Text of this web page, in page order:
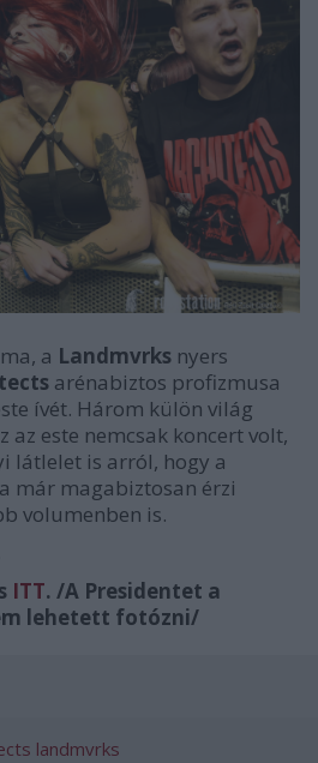
a Landmvrks nyers
arénabiztos profizmusa
ívét. Három külön világ
az este nemcsak koncert volt,
látlelet is arról, hogy a
már magabiztosan érzi
volumenben is.
ITT. /A Presidentet a
lehetett fotózni/
landmvrks